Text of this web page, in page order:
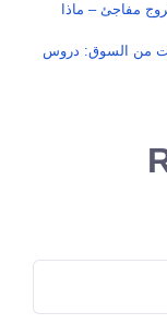
مفاجئ – ماذا
من السوق: دروس